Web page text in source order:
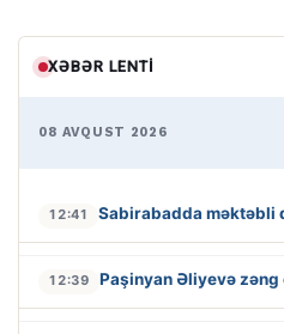
XƏBƏR LENTI
08 AVQUST 2026
12:41 Sabirabadda məktəbli
12:39 Paşinyan Əliyevə zəng